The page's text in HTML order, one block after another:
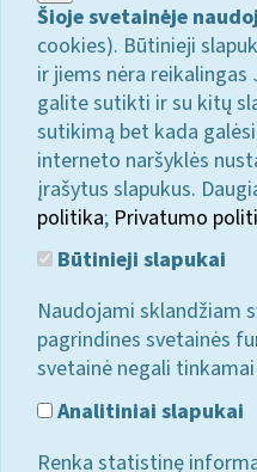
Šioje svetainėje
cookies). Būtinieji
ir jiems nėra
galite sutikti ir su kitų
sutikimą bet kada
interneto naršyklės
įrašytus slapukus.
politika; Privatumo
Būtinieji slapukai
Naudojami sklandžiam
pagrindines svetainės
svetainė negali
Analitiniai slapukai
Renka statistinę